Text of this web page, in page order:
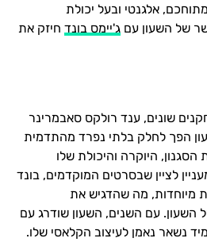
אלגנטי ובעל יכולת
של השעון עם ג'יימס בונדחיזק את
שונים, ענד רולקס סאבמרינר
הפך לחלק בלתי נפרד מהתדמית
היוקרה והיכולת שלו
לציין שבסרטים המוקדמים, בונד
מיוחדות, מה שהדגיש את
השעון. עם השנים, השעון שודרג עם
נשאר נאמן לעיצוב הקלאסי שלו.